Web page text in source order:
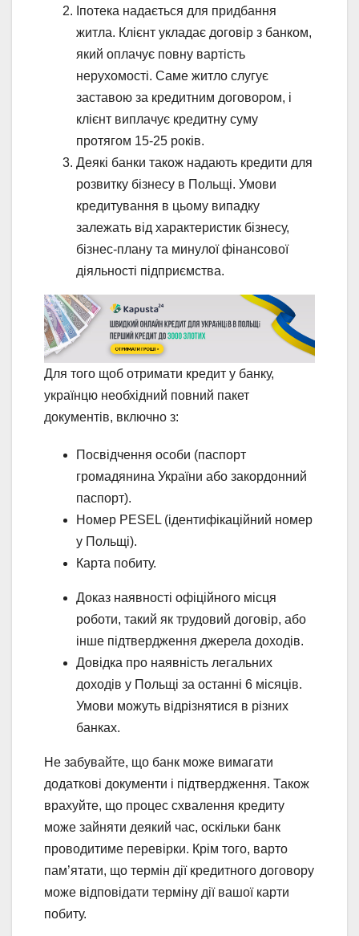
Іпотека надається для придбання
житла. Клієнт укладає договір з банком,
який оплачує повну вартість
нерухомості. Саме житло слугує
заставою за кредитним договором, і
клієнт виплачує кредитну суму
протягом 15-25 років.
Деякі банки також надають кредити для
розвитку бізнесу в Польщі. Умови
кредитування в цьому випадку
залежать від характеристик бізнесу,
бізнес-плану та минулої фінансової
діяльності підприємства.
Для того щоб отримати кредит у банку,
українцю необхідний повний пакет
документів, включно з:
Посвідчення особи (паспорт
громадянина України або закордонний
паспорт).
Номер PESEL (ідентифікаційний номер
у Польщі).
Карта побиту.
Доказ наявності офіційного місця
роботи, такий як трудовий договір, або
інше підтвердження джерела доходів.
Довідка про наявність легальних
доходів у Польщі за останні 6 місяців.
Умови можуть відрізнятися в різних
банках.
Не забувайте, що банк може вимагати
додаткові документи і підтвердження. Також
врахуйте, що процес схвалення кредиту
може зайняти деякий час, оскільки банк
проводитиме перевірки. Крім того, варто
пам’ятати, що термін дії кредитного договору
може відповідати терміну дії вашої карти
побиту.